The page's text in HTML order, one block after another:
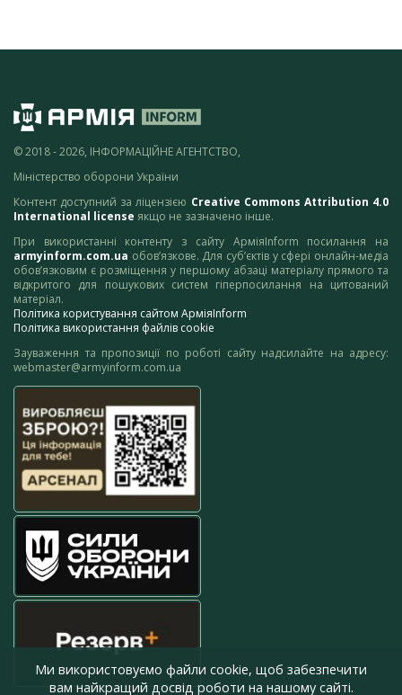
© 2018 - 2026, ІНФОРМАЦІЙНЕ АГЕНТСТВО,
Міністерство оборони України
Контент доступний за ліцензією Creative Commons Attribution 4.0
International license якщо не зазначено інше.
При використанні контенту з сайту АрміяInform посилання на
armyinform.com.ua обов’язкове. Для суб’єктів у сфері онлайн-медіа
обов’язковим є розміщення у першому абзаці матеріалу прямого та
відкритого для пошукових систем гіперпосилання на цитований
матеріал.
Політика користування сайтом АрміяInform
Політика використання файлів cookie
Зауваження та пропозиції по роботі сайту надсилайте на адресу:
webmaster@armyinform.com.ua
Ми використовуємо файли cookie, щоб забезпечити
вам найкращий досвід роботи на нашому сайті.